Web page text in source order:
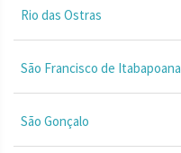
Rio das Ostras
São Francisco de Itabapoana
São Gonçalo